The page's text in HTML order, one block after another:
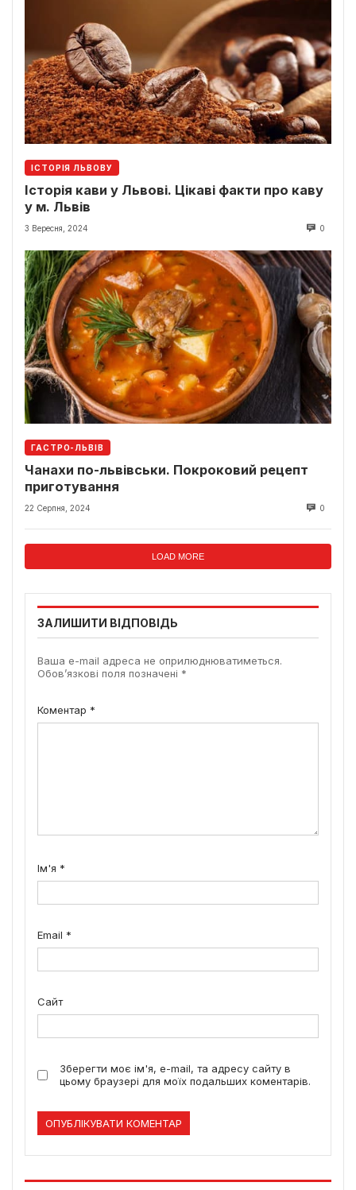
ІСТОРІЯ ЛЬВОВУ
Історія кави у Львові. Цікаві факти про каву
у м. Львів
3 Вересня, 2024 0
ГАСТРО-ЛЬВІВ
Чанахи по-львівськи. Покроковий рецепт
приготування
22 Серпня, 2024 0
LOAD MORE
ЗАЛИШИТИ ВІДПОВІДЬ
Ваша e-mail адреса не оприлюднюватиметься.
Обов’язкові поля позначені *
Коментар *
Ім'я *
Email *
Сайт
Зберегти моє ім'я, e-mail, та адресу сайту в
цьому браузері для моїх подальших коментарів.